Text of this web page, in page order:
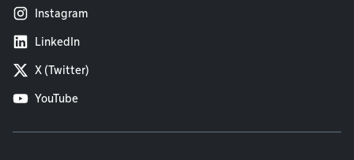
Instagram
LinkedIn
X (Twitter)
YouTube